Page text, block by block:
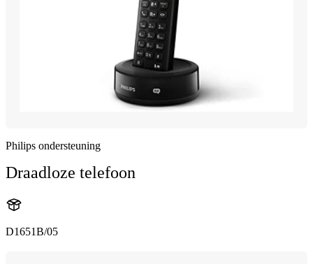
Philips ondersteuning
Draadloze telefoon
D1651B/05